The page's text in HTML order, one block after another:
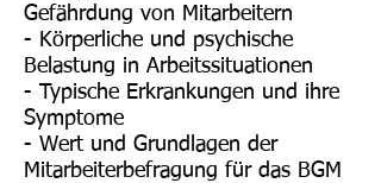
Gefährdung von Mitarbeitern
- Körperliche und psychische
Belastung in Arbeitssituationen
- Typische Erkrankungen und ihre
Symptome
- Wert und Grundlagen der
Mitarbeiterbefragung für das BGM